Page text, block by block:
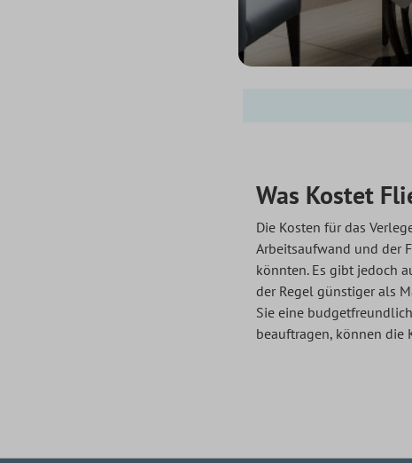
Was Kostet
Die Kosten für das
Arbeitsaufwand und der
könnten. Es gibt jedoch
der Regel günstiger als
Sie eine
beauftragen, können die